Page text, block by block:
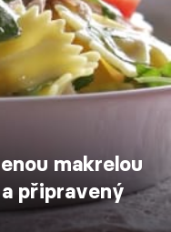
makrelou
připravený